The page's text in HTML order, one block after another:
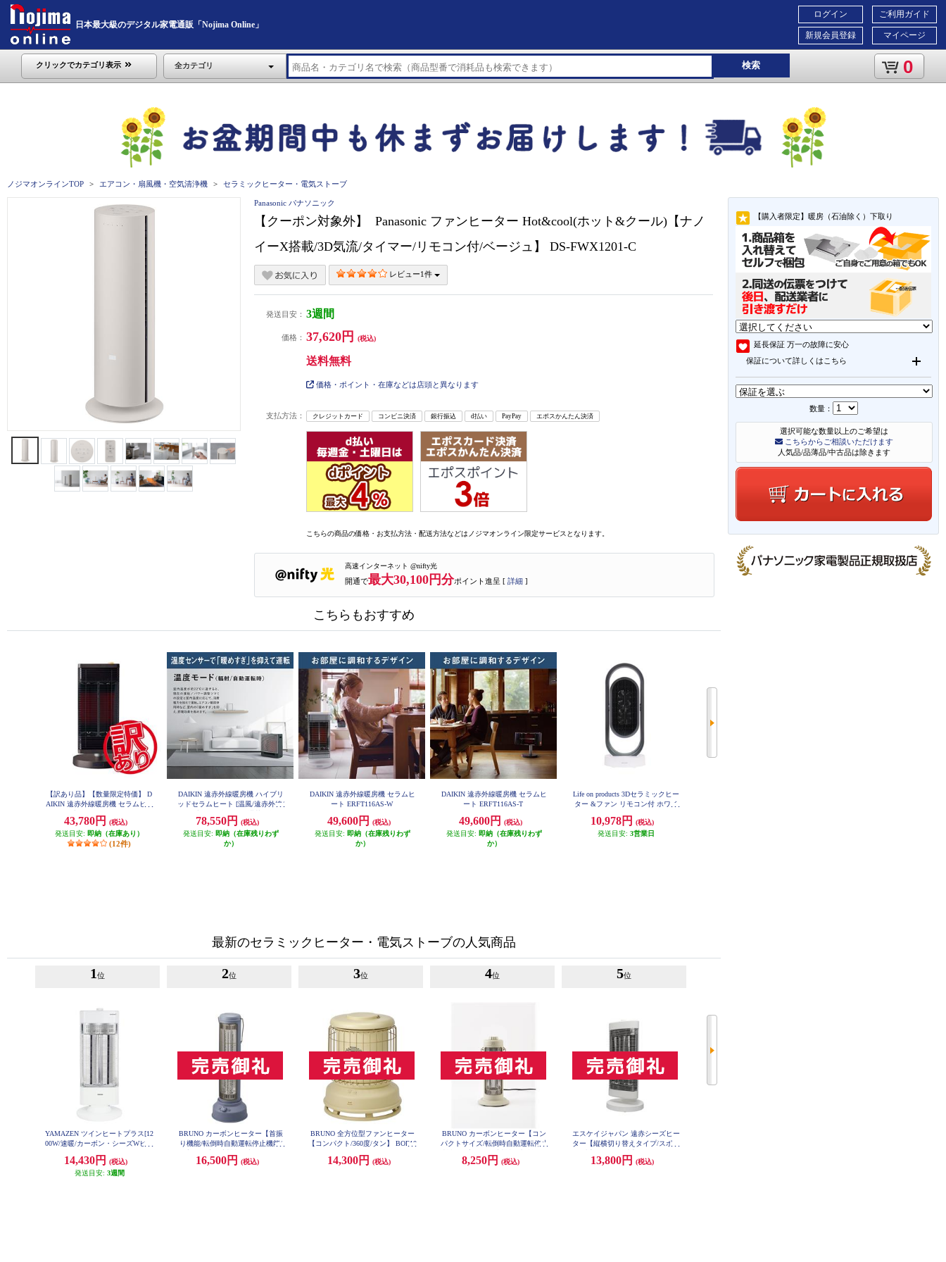
日本最大級のデジタル家電通販「Nojima Online」
ご利用ガイド
マイページ
ログイン
新規会員登録
クリックでカテゴリ表示 全カテゴリ 検索 0
ノジマオンラインTOP エアコン・扇風機・空気清浄機 セラミックヒーター・電気ストーブ
【購入者限定】暖房（石油除く）下取り
延長保証 万一の故障に安心
保証について詳しくはこちら
数量：
選択可能な数量以上のご希望は
こちらからご相談いただけます
人気品/品薄品/中古品は除きます
Panasonic パナソニック
【クーポン対象外】 Panasonic ファンヒーター Hot&cool(ホット&クール)【ナノ
イーX搭載/3D気流/タイマー/リモコン付/ベージュ】 DS-FWX1201-C
レビュー1件
発送目安： 3週間
価格： 37,620円 (税込)
送料無料
価格・ポイント・在庫などは店頭と異なります
支払方法： クレジットカード コンビニ決済 銀行振込 d払い PayPay エポスかんたん決済
こちらの商品の価格・お支払方法・配送方法などはノジマオンライン限定サービスとなります。
高速インターネット @nifty光
開通で最大30,100円分ポイント進呈 [ 詳細 ]
こちらもおすすめ
【訳あり品】【数量限定特価】 D
AIKIN 遠赤外線暖房機 セラムヒー
43,780円
(税込)
発送目安: 即納（在庫あり）
(12件)
DAIKIN 遠赤外線暖房機 ハイブリ
ッドセラムヒート [温風/遠赤外線/
グレー] WRH136AS-H
78,550円
(税込)
発送目安: 即納（在庫残りわず
か）
DAIKIN 遠赤外線暖房機 セラムヒ
ート ERFT116AS-W
49,600円
(税込)
発送目安: 即納（在庫残りわず
か）
DAIKIN 遠赤外線暖房機 セラムヒ
ート ERFT116AS-T
49,600円
(税込)
発送目安: 即納（在庫残りわず
か）
Life on products 3Dセラミックヒー
ター &ファン リモコン付 ホワイ
10,978円
(税込)
発送目安: 3営業日
最新のセラミックヒーター・電気ストーブの人気商品
1 位
YAMAZEN ツインヒートプラス[12
00W/速暖/カーボン・シーズWヒー
ホワイト] DBC-W123-MW
14,430円
(税込)
発送目安: 3週間
2位
BRUNO カーボンヒーター【首振
り機能/転倒時自動運転停止機能/
ン】 BOE077-BGY
16,500円 (税込)
3位
BRUNO 全方位型ファンヒーター
【コンパクト/360度/タン】 BOE10
14,300円 (税込)
4位
BRUNO カーボンヒーター【コン
パクトサイズ/転倒時自動運転停止
時(２時間)自動停止/２段階調節/グ
8,250円 (税込)
5位
エスケイジャパン 遠赤シーズヒー
ター【縦横切り替えタイプ/スポッ
灯ヒーター/首振り機能/2段階出力
13,800円 (税込)